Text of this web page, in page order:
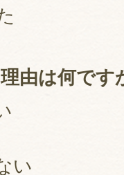
由は何です
い